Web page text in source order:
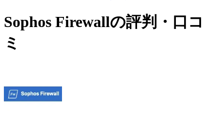
Sophos Firewallの評判・口コ
ミ